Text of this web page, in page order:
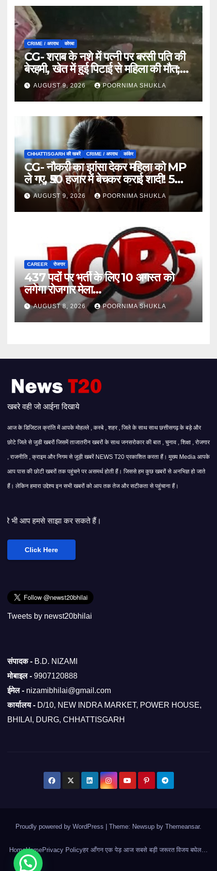
CRIME / अपराध कोरबा
CG- शराब के नशे में पत्नी पर बरसी पति की
बेरहमी, खेत में हुई पिटाई से महिला की मौत;
आरोपी फरार…
AUGUST 9, 2026 POORNIMA SHUKLA
CHHATTISGARH की खबरें CRIME / अपराध कांकेर
CG- नौकरी का झांसा देकर महिला को MP
ले गए, ₹50 हजार में बेचकर कराई शादी! 5
महीने बाद खुला पूरा राज, 3 गिरफ्तार…
AUGUST 9, 2026 POORNIMA SHUKLA
CAREER रोजगार
437 पदों पर भर्ती के लिए 10 अगस्त को
लगेगा रोजगार मेला…
AUGUST 8, 2026 POORNIMA SHUKLA
खबरे वही जो आईना दिखाये
आज के डिजिटल क्रांति में आपके मोहल्ले , कस्बे , शहर , जिले के साथ साथ छत्तीसगढ़ के बड़े और
छोटे जिले से जुडी खबरों जिसमें ताजातरीन खबरों के साथ जनसरोकार की बात , चुनाव , शिक्षा , रोजगार
, राजनीति , क्राइम और निगम से जुड़ी खबरें NEWS T20 प्रकाशित करता हैं। मुख्य Media आपके
आप पास की छोटी खबरों तक पहुंचने पर असमर्थ होती हैं। जिससे हम कुछ खबरों से अनभिज्ञ हो जाते
हैं। लेकिन हमारा उद्देश्य इन सभी खबरों को आप तक तेज और सटीकता से पहुंचाना हैं।
कर सकते हैं।
Click Here
Tweets by newst20bhilai
संपादक - B.D. NIZAMI
मोबाइल - 9907120888
ईमेल - nizamibhilai@gmail.com
कार्यालय - D/10, NEW INDRA MARKET, POWER HOUSE,
BHILAI, DURG, CHHATTISGARH
Proudly powered by WordPress Theme: Newsup by Themeansar.
HomeHomePrivacy Policyहर आँगन एक पेड़ आज सबसे बड़ी जरूरत विजय बघेल…